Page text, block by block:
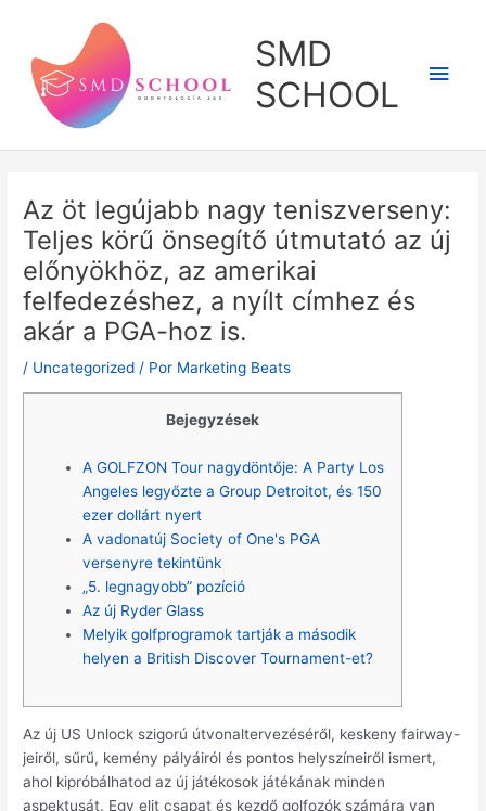
contenido
SMD
SCHOOL
Az öt legújabb nagy teniszverseny:
Teljes körű önsegítő útmutató az új
előnyökhöz, az amerikai
felfedezéshez, a nyílt címhez és
akár a PGA-hoz is.
/ Uncategorized / Por Marketing Beats
Bejegyzések
A GOLFZON Tour nagydöntője: A Party Los
Angeles legyőzte a Group Detroitot, és 150
ezer dollárt nyert
A vadonatúj Society of One's PGA
versenyre tekintünk
„5. legnagyobb” pozíció
Az új Ryder Glass
Melyik golfprogramok tartják a második
helyen a British Discover Tournament-et?
Az új US Unlock szigorú útvonaltervezéséről, keskeny fairway-
jeiről, sűrű, kemény pályáiról és pontos helyszíneiről ismert,
ahol kipróbálhatod az új játékosok játékának minden
aspektusát. Egy elit csapat és kezdő golfozók számára van